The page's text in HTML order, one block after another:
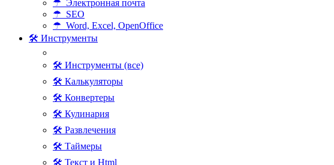
☂ Электронная почта
☂ SEO
☂ Word, Excel, OpenOffice
🛠 Инструменты
🛠 Инструменты (все)
🛠 Калькуляторы
🛠 Конвертеры
🛠 Кулинария
🛠 Развлечения
🛠 Таймеры
🛠 Текст и Html